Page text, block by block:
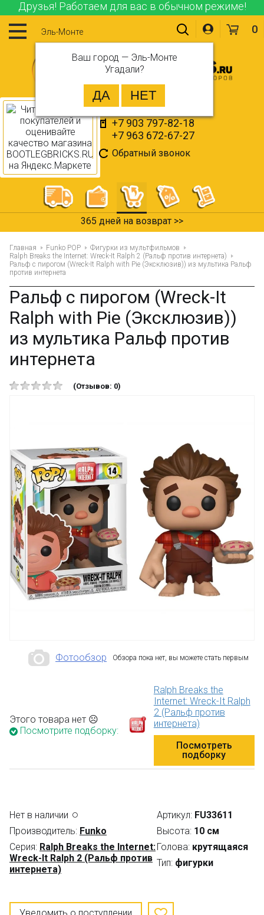
Друзья! Работаем для вас в обычном режиме!
Эль-Монте
Ваш город — Эль-Монте
Угадали?
+7 903 797-82-18
+7 963 672-67-27
Обратный звонок
0
365 дней на возврат >>
Главная Funko POP
Фигурки из мультфильмов
Ralph Breaks the Internet: Wreck-It Ralph 2 (Ральф против интернета)
Ральф с пирогом (Wreck-It Ralph with Pie (Эксклюзив)) из мультика Ральф
против интернета
Ральф с пирогом (Wreck-It
Ralph with Pie (Эксклюзив))
из мультика Ральф против
интернета
(Отзывов: 0)
Фотообзор Обзора пока нет, вы можете стать первым
Этого товара нет ☹
Посмотрите подборку:
Ralph Breaks the
Internet: Wreck-It Ralph
2 (Ральф против
интернета)
Посмотреть
подборку
Нет в наличии
Производитель: Funko
Серия: Ralph Breaks the Internet:
Wreck-It Ralph 2 (Ральф против
интернета)
Артикул: FU33611
Высота: 10 см
Голова: крутящаяся
Тип: фигурки